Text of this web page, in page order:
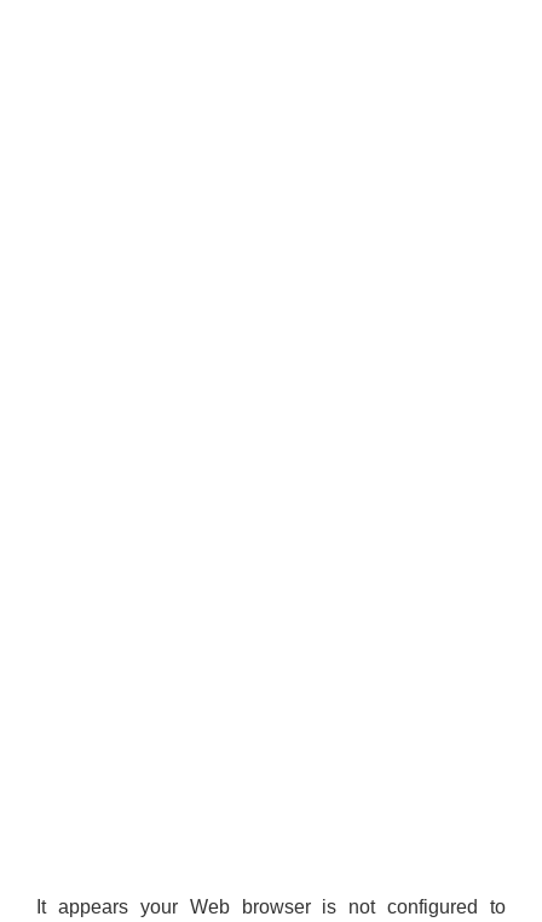
It appears your Web browser is not configured to